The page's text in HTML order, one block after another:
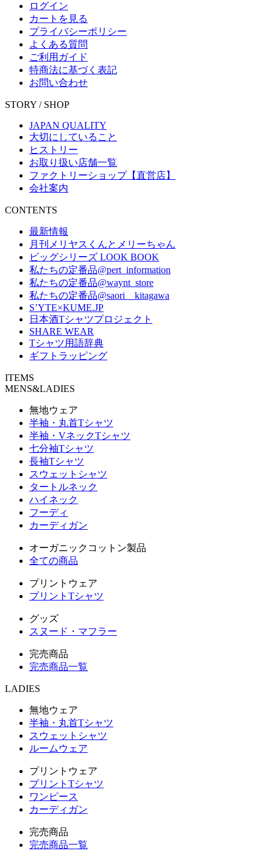
ログイン
カートを見る
プライバシーポリシー
よくある質問
ご利用ガイド
特商法に基づく表記
お問い合わせ
STORY / SHOP
JAPAN QUALITY
大切にしていること
ヒストリー
お取り扱い店舗一覧
ファクトリーショップ【直営店】
会社案内
CONTENTS
最新情報
月刊メリヤスくんとメリーちゃん
ビッグシリーズ LOOK BOOK
私たちの定番品@pert_information
私たちの定番品@waynt_store
私たちの定番品@saori__kitagawa
S’YTE×KUME.JP
日本酒Tシャツプロジェクト
SHARE WEAR
Tシャツ用語辞典
ギフトラッピング
ITEMS
MENS&LADIES
無地ウェア
半袖・丸首Tシャツ
半袖・VネックTシャツ
七分袖Tシャツ
長袖Tシャツ
スウェットシャツ
タートルネック
ハイネック
フーディ
カーディガン
オーガニックコットン製品
全ての商品
プリントウェア
プリントTシャツ
グッズ
スヌード・マフラー
完売商品
完売商品一覧
LADIES
無地ウェア
半袖・丸首Tシャツ
スウェットシャツ
ルームウェア
プリントウェア
プリントTシャツ
ワンピース
カーディガン
完売商品
完売商品一覧